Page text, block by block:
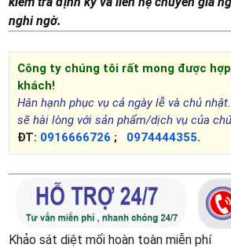
nghi ngờ.
Công ty chúng tôi rất mong được
khách!
Hân hạnh phục vụ cả ngày lễ và chủ
sẽ hài lòng với sản phẩm/dịch vụ của
ĐT: 0916666726 ; 0974444355.
Khảo sát diệt mối hoàn toàn miễn phí